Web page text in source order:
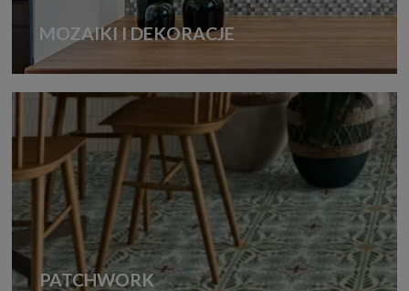
MOZAIKI I DEKORACJE
PATCHWORK